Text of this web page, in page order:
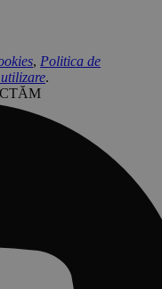
, Politica de
.